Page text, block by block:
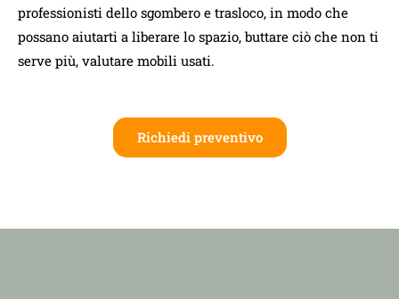
professionisti dello sgombero e trasloco, in modo che
possano aiutarti a liberare lo spazio, buttare ciò che non ti
serve più, valutare mobili usati.
Richiedi preventivo